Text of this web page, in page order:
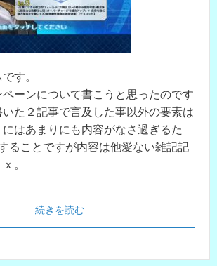
す。
ペーンについて書こうと思ったのです
た２記事で言及した事以外の要素は
はあまりにも内容がなさ過ぎるた
ることですが内容は他愛ない雑記記
。
続きを読む